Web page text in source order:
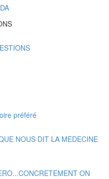
préféré
NOUS DIT LA MEDECINE
ON